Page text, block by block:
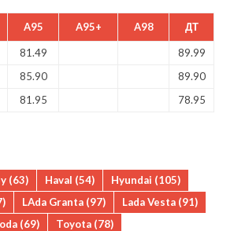
A95 A95+ A98 ДТ
81.49
89.99
85.90
89.90
81.95 78.95
(63) Haval (54) Hyundai (105)
LAda Granta (97) Lada Vesta (91)
(69) Toyota (78)